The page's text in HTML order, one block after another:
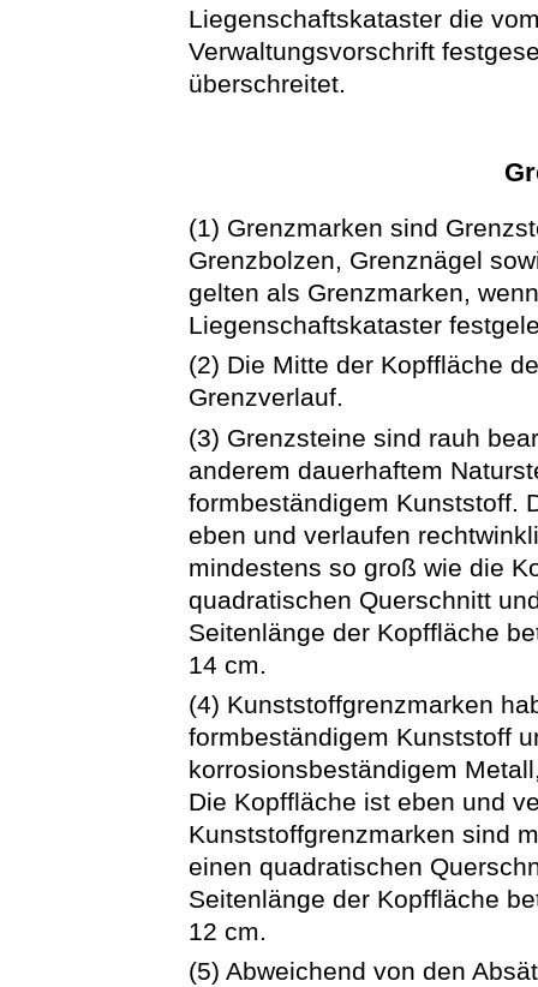
Liegenschaftskataster die
Verwaltungsvorschrift
überschreitet.
(1) Grenzmarken sind
Grenzbolzen, Grenznägel
gelten als Grenzmarken,
Liegenschaftskataster
(2) Die Mitte der Kopffläche
Grenzverlauf.
(3) Grenzsteine sind rauh
anderem dauerhaftem
formbeständigem Kunststoff.
eben und verlaufen
mindestens so groß wie die
quadratischen Querschnitt
Seitenlänge der Kopffläche
14 cm.
(4) Kunststoffgrenzmarken
formbeständigem Kunststoff
korrosionsbeständigem
Die Kopffläche ist eben und
Kunststoffgrenzmarken sind
einen quadratischen
Seitenlänge der Kopffläche
12 cm.
(5) Abweichend von den